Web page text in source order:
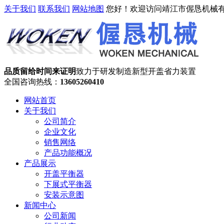
关于我们 联系我们 网站地图 您好！欢迎访问靖江市偓恳机械
品质留给时间来证明致力于研发制造新型开盖省力装置
全国咨询热线： 13605260410
网站首页
关于我们
公司简介
企业文化
销售网络
产品功能概况
产品展示
开盖平衡器
下展式平衡器
安装示意图
新闻中心
公司新闻